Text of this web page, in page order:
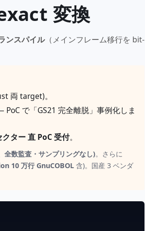
変換
ンスパイル（メインフレーム移行を bit-
両 target)。
で「GS21 完全離脱」事例化しま
ター 直 PoC 受付。
数監査・サンプリングなし)。さらに
10 万行 GnuCOBOL含)。国産 3 ベンダ